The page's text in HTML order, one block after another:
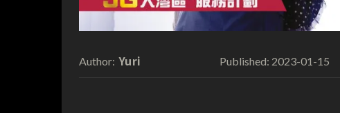
Author: Yuri Published: 2023-01-15